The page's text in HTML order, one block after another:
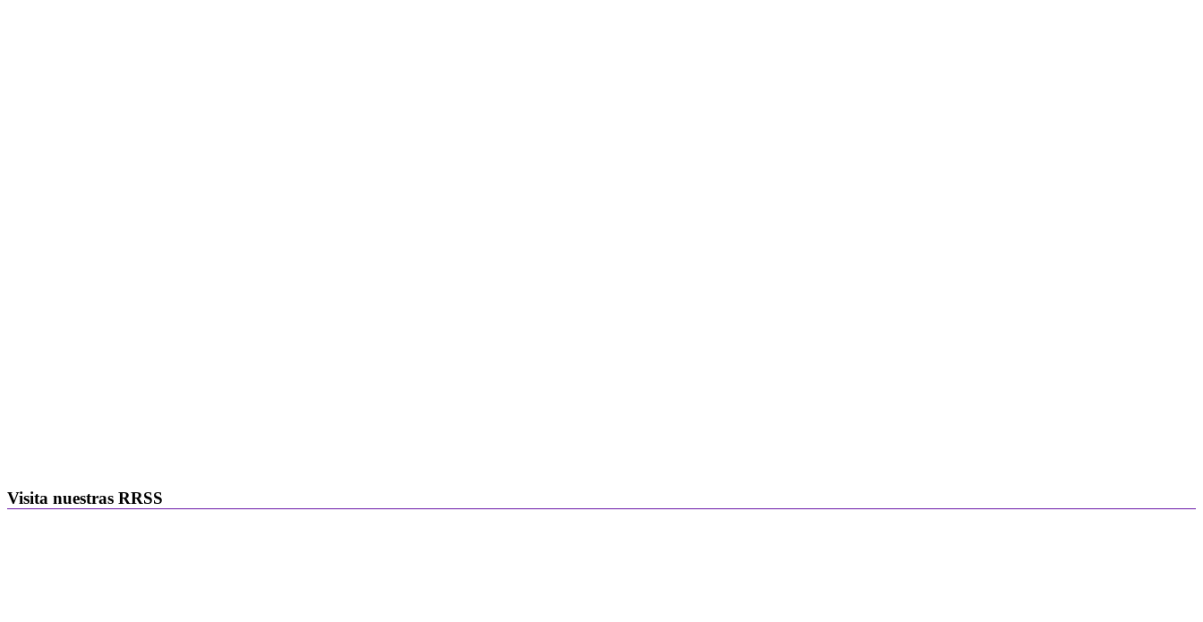
Visita nuestras RRSS